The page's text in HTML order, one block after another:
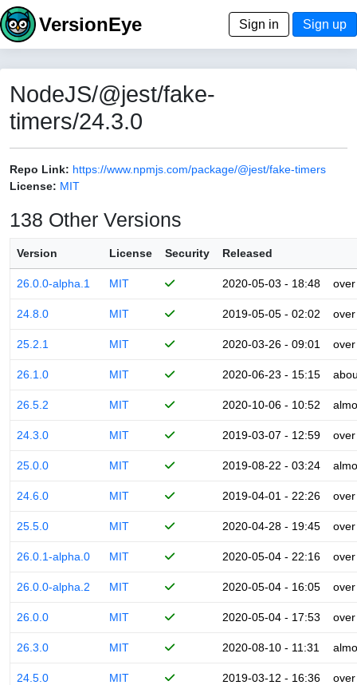
VersionEye Sign in Sign up
NodeJS/@jest/fake-
timers/24.3.0
Repo Link: https://www.npmjs.com/package/@jest/fake-timers
License: MIT
138 Other Versions
Version License Security Released
26.0.0-alpha.1 MIT 2020-05-03 - 18:48
24.8.0 MIT 2019-05-05 - 02:02
25.2.1 MIT 2020-03-26 - 09:01
26.1.0 MIT 2020-06-23 - 15:15
26.5.2 MIT 2020-10-06 - 10:52
24.3.0 MIT 2019-03-07 - 12:59
25.0.0 MIT 2019-08-22 - 03:24
24.6.0 MIT 2019-04-01 - 22:26
25.5.0 MIT 2020-04-28 - 19:45
26.0.1-alpha.0 MIT 2020-05-04 - 22:16
26.0.0-alpha.2 MIT 2020-05-04 - 16:05
26.0.0 MIT 2020-05-04 - 17:53
26.3.0 MIT 2020-08-10 - 11:31
24.5.0 MIT 2019-03-12 - 16:36